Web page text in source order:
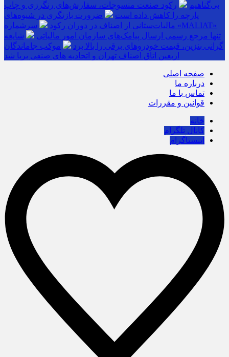
بی‌گناهیم
رکود صنعت منسوجات، سفارش‌های رنگرزی و چاپ
پارچه را کاهش داده است
ضرورت بازنگری در شیوه‌های
مالیات‌ستانی از اصناف در دوران رکود
سرشماره «MALIAT»
تنها مرجع رسمی ارسال پیامک‌های سازمان امور مالیاتی
شایعه
گرانی بنزین، قیمت خودروهای برقی را بالا برد
موکب جاماندگان
اربعین اتاق اصناف تهران و اتحادیه های صنفی برپا شد
صفحه اصلی
درباره ما
تماس با ما
قوانین و مقررات
خانه
کانال تلگرام
اینستاگرام